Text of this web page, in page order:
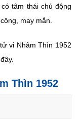
tâm thái chủ động
may mắn.
vi Nhâm Thìn 1952
Thìn 1952